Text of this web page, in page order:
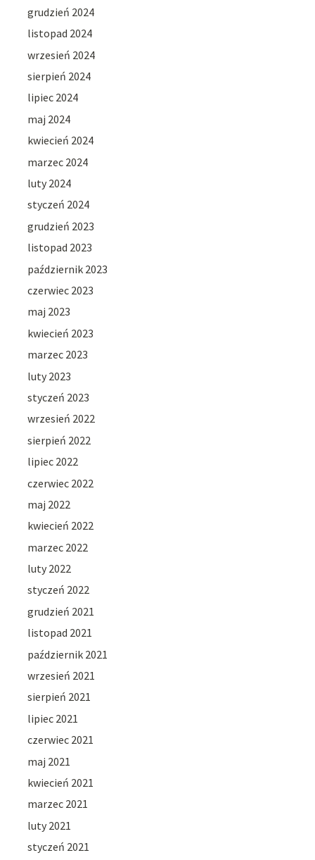
grudzień 2024
listopad 2024
wrzesień 2024
sierpień 2024
lipiec 2024
maj 2024
kwiecień 2024
marzec 2024
luty 2024
styczeń 2024
grudzień 2023
listopad 2023
październik 2023
czerwiec 2023
maj 2023
kwiecień 2023
marzec 2023
luty 2023
styczeń 2023
wrzesień 2022
sierpień 2022
lipiec 2022
czerwiec 2022
maj 2022
kwiecień 2022
marzec 2022
luty 2022
styczeń 2022
grudzień 2021
listopad 2021
październik 2021
wrzesień 2021
sierpień 2021
lipiec 2021
czerwiec 2021
maj 2021
kwiecień 2021
marzec 2021
luty 2021
styczeń 2021